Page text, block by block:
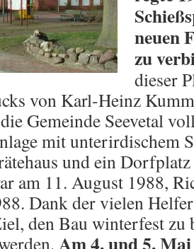
neuen
zu
dieser
von Karl-Heinz
Gemeinde Seevetal
mit unterirdischem
und ein
am 11. August 1988,
Dank der vielen
den Bau winterfest zu
Am 4. und 5.